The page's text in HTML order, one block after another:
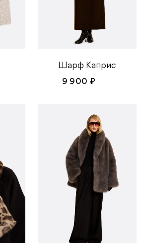
Шарф Каприс
9 900 ₽